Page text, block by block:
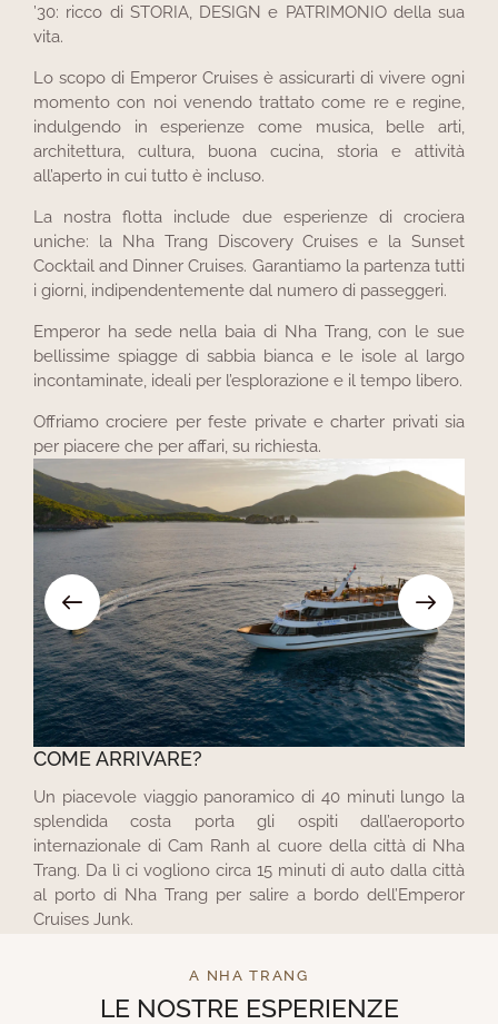
’30: ricco di STORIA, DESIGN e PATRIMONIO della sua
vita.
Lo scopo di Emperor Cruises è assicurarti di vivere ogni
momento con noi venendo trattato come re e regine,
indulgendo in esperienze come musica, belle arti,
architettura, cultura, buona cucina, storia e attività
all’aperto in cui tutto è incluso.
La nostra flotta include due esperienze di crociera
uniche: la Nha Trang Discovery Cruises e la Sunset
Cocktail and Dinner Cruises. Garantiamo la partenza tutti
i giorni, indipendentemente dal numero di passeggeri.
Emperor ha sede nella baia di Nha Trang, con le sue
bellissime spiagge di sabbia bianca e le isole al largo
incontaminate, ideali per l’esplorazione e il tempo libero.
Offriamo crociere per feste private e charter privati ​​sia
per piacere che per affari, su richiesta.
COME ARRIVARE?
Un piacevole viaggio panoramico di 40 minuti lungo la
splendida costa porta gli ospiti dall’aeroporto
internazionale di Cam Ranh al cuore della città di Nha
Trang. Da lì ci vogliono circa 15 minuti di auto dalla città
al porto di Nha Trang per salire a bordo dell’Emperor
Cruises Junk.
A NHA TRANG
LE NOSTRE ESPERIENZE